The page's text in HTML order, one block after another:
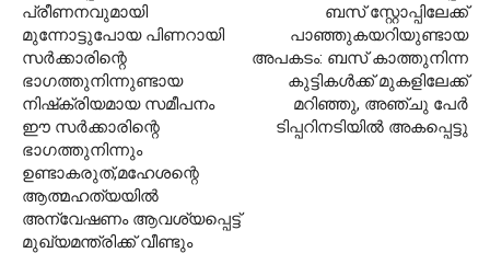
പ്രീണനവുമായി
മുന്നോട്ടുപോയ പിണറായി
സര്‍ക്കാരിന്റെ
ഭാഗത്തുനിന്നുണ്ടായ
നിഷ്‌ക്രിയമായ സമീപനം
ഈ സര്‍ക്കാരിന്റെ
ഭാഗത്തുനിന്നും
ഉണ്ടാകരുത്,മഹേശന്റെ
ആത്മഹത്യയില്‍
അന്വേഷണം ആവശ്യപ്പെട്ട്
മുഖ്യമന്ത്രിക്ക് വീണ്ടും
ബസ് സ്റ്റോപ്പിലേക്ക്
പാഞ്ഞുകയറിയുണ്ടായ
അപകടം: ബസ് കാത്തുനിന്ന
കുട്ടികള്‍ക്ക് മുകളിലേക്ക്
മറിഞ്ഞു, അഞ്ചു പേര്‍
ടിപ്പറിനടിയില്‍ അകപ്പെട്ടു